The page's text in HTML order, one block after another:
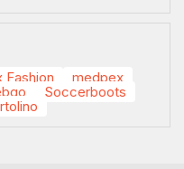
Fashion
medpex
Soccerboots